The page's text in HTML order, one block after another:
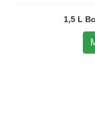
1,5 L